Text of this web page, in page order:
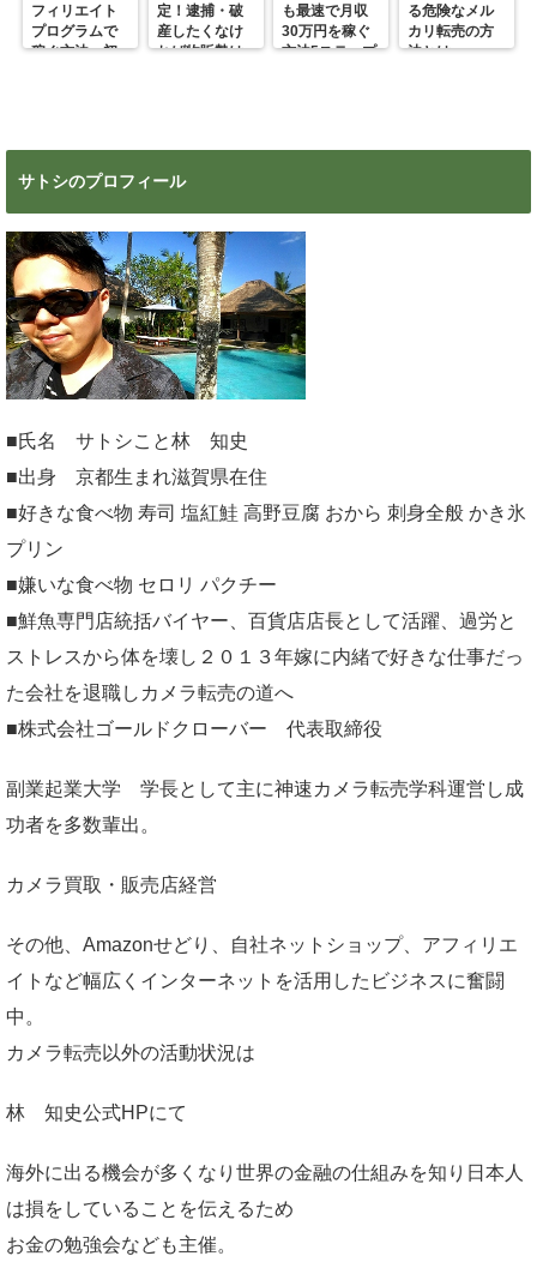
フィリエイト
プログラムで
稼ぐ方法 初
定！逮捕・破
産したくなけ
れば物販勢は
も最速で月収
30万円を稼ぐ
方法5ステップ
る危険なメル
カリ転売の方
法とは
サトシのプロフィール
■氏名 サトシこと林 知史
■出身 京都生まれ滋賀県在住
■好きな食べ物 寿司 塩紅鮭 高野豆腐 おから 刺身全般 かき氷
プリン
■嫌いな食べ物 セロリ パクチー
■鮮魚専門店統括バイヤー、百貨店店長として活躍、過労と
ストレスから体を壊し２０１３年嫁に内緒で好きな仕事だっ
た会社を退職しカメラ転売の道へ
■株式会社ゴールドクローバー 代表取締役
副業起業大学 学長として主に神速カメラ転売学科運営し成
功者を多数輩出。
カメラ買取・販売店経営
その他、Amazonせどり、自社ネットショップ、アフィリエ
イトなど幅広くインターネットを活用したビジネスに奮闘
中。
カメラ転売以外の活動状況は
林 知史公式HPにて
海外に出る機会が多くなり世界の金融の仕組みを知り日本人
は損をしていることを伝えるため
お金の勉強会なども主催。